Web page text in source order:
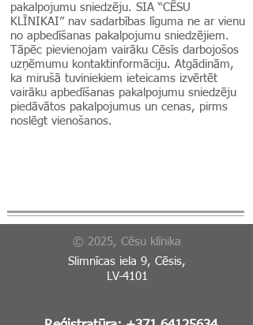
pakalpojumu sniedzēju. SIA “CĒSU
KLĪNIKAI” nav sadarbības līguma ne ar vienu
no apbedīšanas pakalpojumu sniedzējiem.
Tāpēc pievienojam vairāku Cēsīs darbojošos
uzņēmumu kontaktinformāciju. Atgādinām,
ka mirušā tuviniekiem ieteicams izvērtēt
vairāku apbedīšanas pakalpojumu sniedzēju
piedāvātos pakalpojumus un cenas, pirms
noslēgt vienošanos.
© 2025, Cēsu klīnika
Slimnīcas iela 9, Cēsis,
LV-4101